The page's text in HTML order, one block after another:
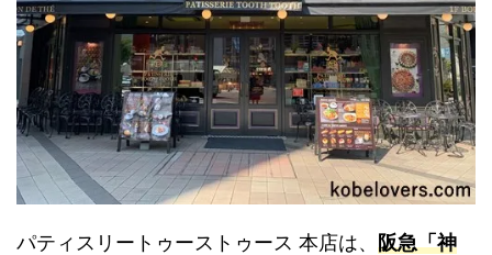
パティスリートゥーストゥース 本店は、 阪急「神